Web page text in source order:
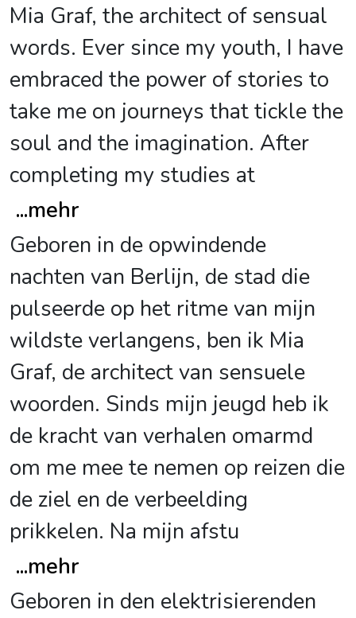
Mia Graf, the architect of sensual
words. Ever since my youth, I have
embraced the power of stories to
take me on journeys that tickle the
soul and the imagination. After
completing my studies at
...mehr
Geboren in de opwindende
nachten van Berlijn, de stad die
pulseerde op het ritme van mijn
wildste verlangens, ben ik Mia
Graf, de architect van sensuele
woorden. Sinds mijn jeugd heb ik
de kracht van verhalen omarmd
om me mee te nemen op reizen die
de ziel en de verbeelding
prikkelen. Na mijn afstu
...mehr
Geboren in den elektrisierenden